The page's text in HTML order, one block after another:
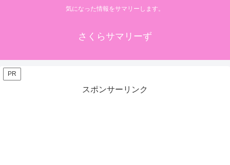
気になった情報をサマリーします。
さくらサマリーず
PR
スポンサーリンク